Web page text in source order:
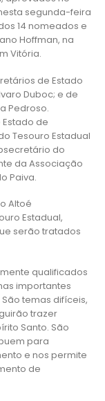
segunda-feira
14 nomeados e
Hoffman, na
Vitória.
de Estado
Duboc; e de
Pedroso.
de
Tesouro Estadual
do
da Associação
Paiva.
Altoé
Estadual,
serão tratados
qualificados
importantes
temas difíceis,
trazer
Santo. São
para
e nos permite
de